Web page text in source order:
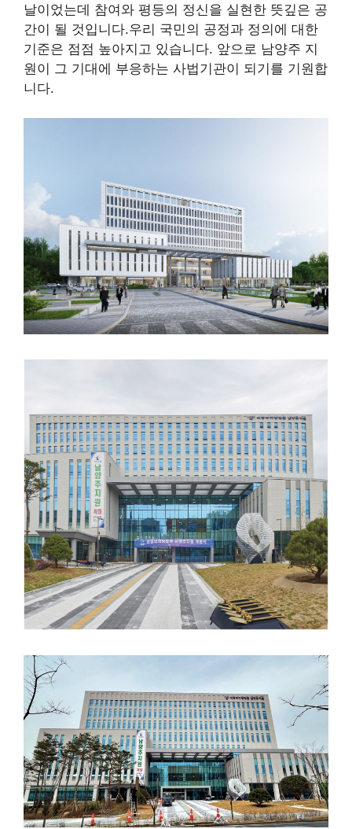
날이었는데 참여와 평등의 정신을 실현한 뜻깊은 공
간이 될 것입니다.우리 국민의 공정과 정의에 대한
기준은 점점 높아지고 있습니다. 앞으로 남양주 지
원이 그 기대에 부응하는 사법기관이 되기를 기원합
니다.